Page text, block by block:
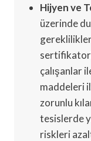
Hijyen ve
üzerinde
çalışanlar
maddeleri
zorunlu
tesislerde
riskleri